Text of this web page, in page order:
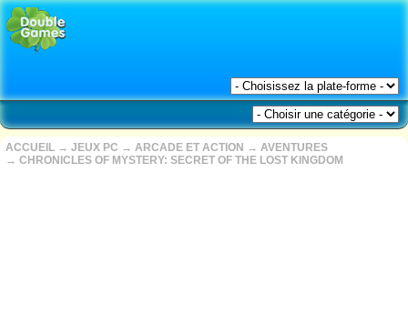
ACCUEIL → JEUX PC → ARCADE ET ACTION → AVENTURES
→ CHRONICLES OF MYSTERY: SECRET OF THE LOST KINGDOM